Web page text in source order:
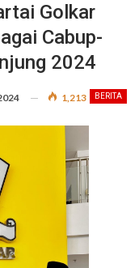
Golkar
Cabup-
2024
BERITA
1,213